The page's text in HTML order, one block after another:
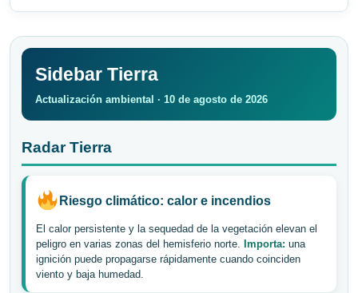
Sidebar Tierra
Actualización ambiental · 10 de agosto de 2026
Radar Tierra
Riesgo climático: calor e incendios
El calor persistente y la sequedad de la vegetación elevan el
peligro en varias zonas del hemisferio norte. Importa: una
ignición puede propagarse rápidamente cuando coinciden
viento y baja humedad.